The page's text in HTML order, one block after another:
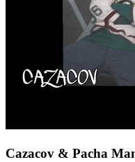
Cazacov & Pacha